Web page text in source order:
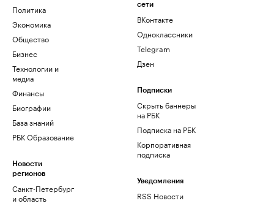
Политика
Экономика
Общество
Бизнес
Технологии и
медиа
Финансы
Биографии
База знаний
РБК Образование
Новости
регионов
Санкт-Петербург
и область
сети
ВКонтакте
Одноклассники
Telegram
Дзен
Подписки
Скрыть баннеры
на РБК
Подписка на РБК
Корпоративная
подписка
Уведомления
RSS Новости